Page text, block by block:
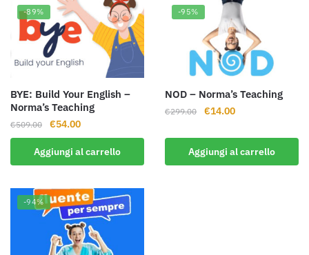
-89%
BYE: Build Your English –
Norma’s Teaching
€509.00
Il
prezzo
originale
era:
€54.00Il
prezzo
attuale
è:
Aggiungi al carrello
-95%
NOD – Norma’s Teaching
€299.00
Il
originale
era:
€14.00Il
attuale
è:
Aggiungi al carrello
-94%